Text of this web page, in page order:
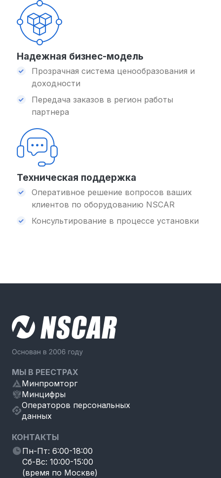
Надежная бизнес-модель
Прозрачная система ценообразования и
доходности
Передача заказов в регион работы
партнера
Техническая поддержка
Оперативное решение вопросов ваших
клиентов по оборудованию NSCAR
Консультирование в процессе установки
МЫ В РЕЕСТРАХ
Минпромторг
Минцифры
Операторов персональных
данных
КОНТАКТЫ
Пн-Пт: 6:00-18:00
Сб-Вс: 10:00-15:00
(время по Москве)